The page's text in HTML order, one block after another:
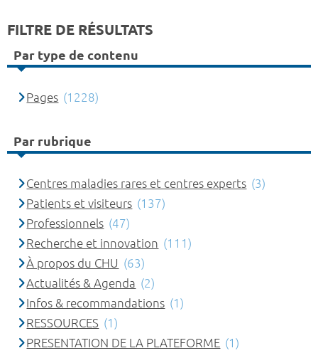
FILTRE DE RÉSULTATS
Par type de contenu
Pages (1228)
Par rubrique
Centres maladies rares et centres experts (3)
Patients et visiteurs (137)
Professionnels (47)
Recherche et innovation (111)
À propos du CHU (63)
Actualités & Agenda (2)
Infos & recommandations (1)
RESSOURCES (1)
PRESENTATION DE LA PLATEFORME (1)